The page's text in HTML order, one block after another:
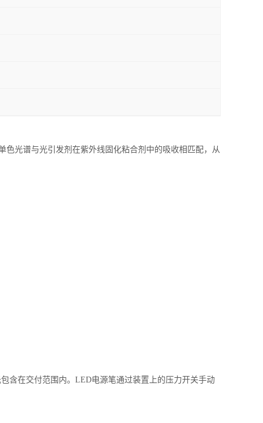
光谱与光引发剂在紫外线固化粘合剂中的吸收相匹配，从
在交付范围内。LED电源笔通过装置上的压力开关手动